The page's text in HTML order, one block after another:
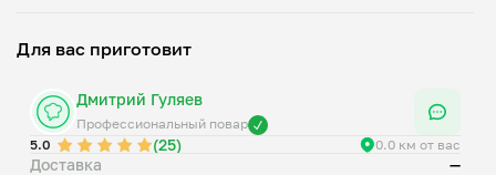
Для вас приготовит
Дмитрий Гуляев
Профессиональный повар
5.0
(25) 0.0 км от вас
Доставка —